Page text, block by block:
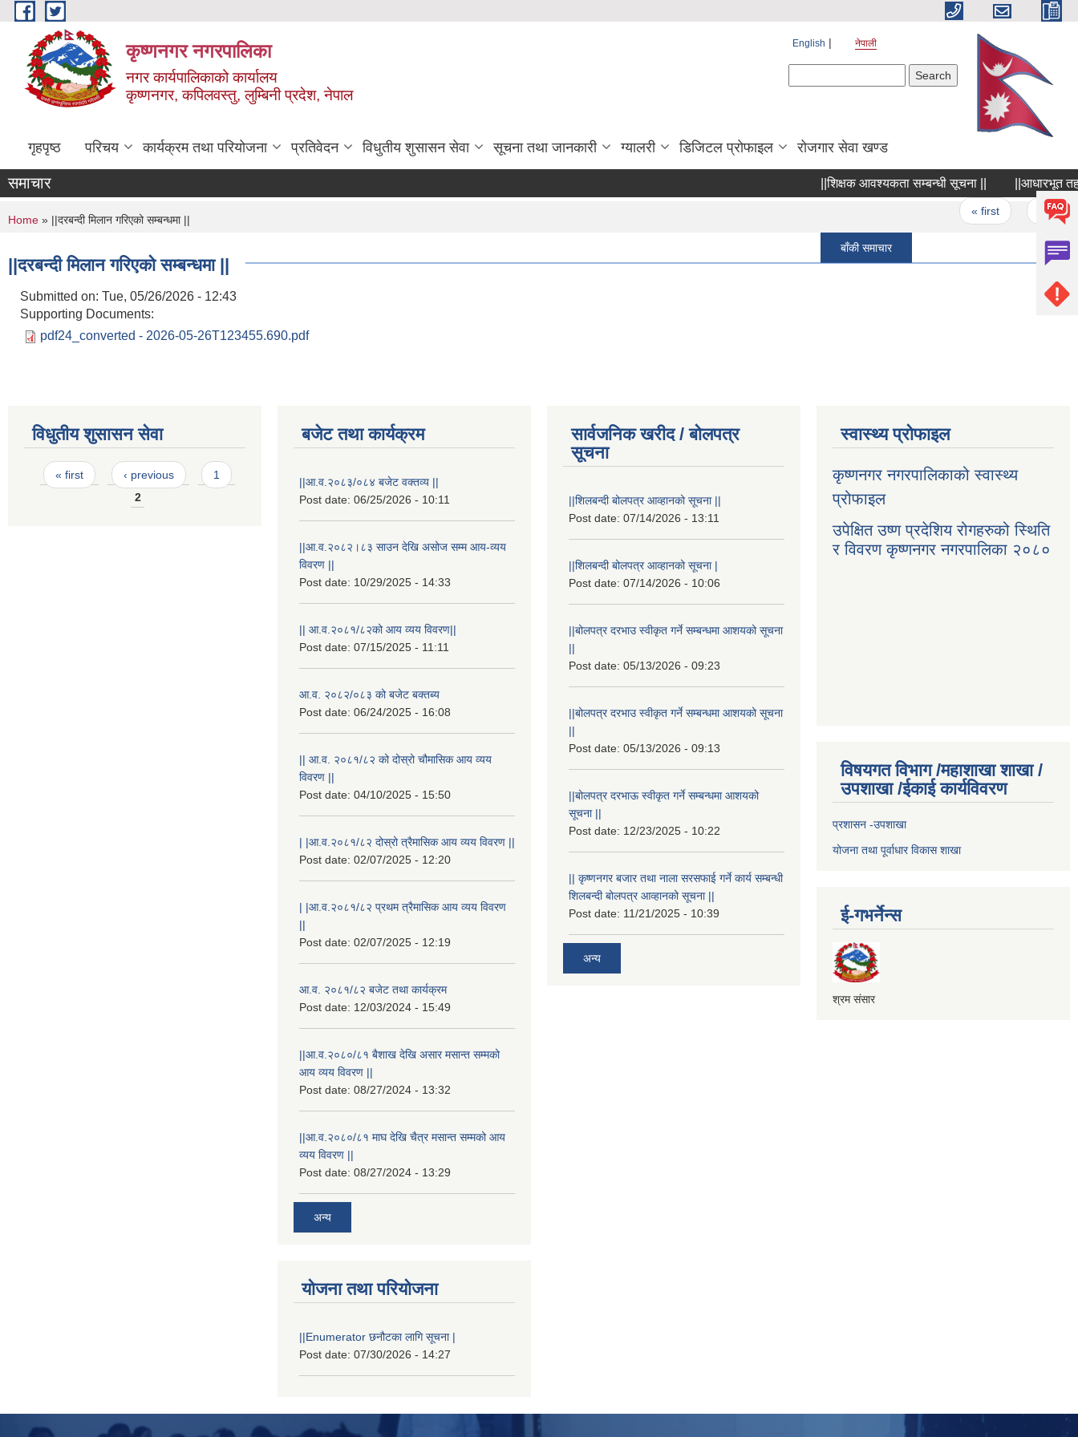
Skip to main content
कृष्णनगर नगरपालिका
नगर कार्यपालिकाको कार्यालय
कृष्णनगर, कपिलवस्तु, लुम्बिनी प्रदेश, नेपाल
English नेपाली
गृहपृष्ठ परिचय कार्यक्रम तथा परियोजना प्रतिवेदन विधुतीय शुसासन सेवा सूचना तथा जानकारी ग्यालरी डिजिटल प्रोफाइल रोजगार सेवा खण्ड
समाचार ||शिक्षक आवश्यकता सम्बन्धी सूचना || ||आधारभूत तह
« first ‹ previous
बाँकी समाचार
You are here
Home » ||दरबन्दी मिलान गरिएको सम्बन्धमा ||
||दरबन्दी मिलान गरिएको सम्बन्धमा ||
Submitted on: Tue, 05/26/2026 - 12:43
Supporting Documents:
pdf24_converted - 2026-05-26T123455.690.pdf
विधुतीय शुसासन सेवा
Pages
« first ‹ previous
1
2
बजेट तथा कार्यक्रम
||आ.व.२०८३/०८४ बजेट वक्तव्य ||
Post date: 06/25/2026 - 10:11
||आ.व.२०८२।८३ साउन देखि असोज सम्म आय-व्यय
विवरण ||
Post date: 10/29/2025 - 14:33
|| आ.व.२०८१/८२को आय व्यय विवरण||
Post date: 07/15/2025 - 11:11
आ.व. २०८२/०८३ को बजेट बक्तब्य
Post date: 06/24/2025 - 16:08
|| आ.व. २०८१/८२ को दोस्रो चौमासिक आय व्यय
विवरण ||
Post date: 04/10/2025 - 15:50
| |आ.व.२०८१/८२ दोस्रो त्रैमासिक आय व्यय विवरण ||
Post date: 02/07/2025 - 12:20
| |आ.व.२०८१/८२ प्रथम त्रैमासिक आय व्यय विवरण
||
Post date: 02/07/2025 - 12:19
आ.व. २०८१/८२ बजेट तथा कार्यक्रम
Post date: 12/03/2024 - 15:49
||आ.व.२०८०/८१ बैशाख देखि असार मसान्त सम्मको
आय व्यय विवरण ||
Post date: 08/27/2024 - 13:32
||आ.व.२०८०/८१ माघ देखि चैत्र मसान्त सम्मको आय
व्यय विवरण ||
Post date: 08/27/2024 - 13:29
अन्य
योजना तथा परियोजना
||Enumerator छनौटका लागि सूचना |
Post date: 07/30/2026 - 14:27
सार्वजनिक खरीद / बोलपत्र
सूचना
||शिलबन्दी बोलपत्र आव्हानको सूचना ||
Post date: 07/14/2026 - 13:11
||शिलबन्दी बोलपत्र आव्हानको सूचना |
Post date: 07/14/2026 - 10:06
||बोलपत्र दरभाउ स्वीकृत गर्ने सम्बन्धमा आशयको सूचना
||
Post date: 05/13/2026 - 09:23
||बोलपत्र दरभाउ स्वीकृत गर्ने सम्बन्धमा आशयको सूचना
||
Post date: 05/13/2026 - 09:13
||बोलपत्र दरभाऊ स्वीकृत गर्ने सम्बन्धमा आशयको
सूचना ||
Post date: 12/23/2025 - 10:22
|| कृष्णनगर बजार तथा नाला सरसफाई गर्ने कार्य सम्बन्धी
शिलबन्दी बोलपत्र आव्हानको सूचना ||
Post date: 11/21/2025 - 10:39
अन्य
स्वास्थ्य प्रोफाइल
कृष्णनगर नगरपालिकाको स्वास्थ्य
प्रोफाइल
उपेक्षित उष्ण प्रदेशिय रोगहरुको स्थिति
र विवरण कृष्णनगर नगरपालिका २०८०
विषयगत विभाग /महाशाखा शाखा /
उपशाखा /ईकाई कार्यविवरण
प्रशासन -उपशाखा
योजना तथा पूर्वाधार विकास शाखा
ई-गभर्नेन्स
श्रम संसार